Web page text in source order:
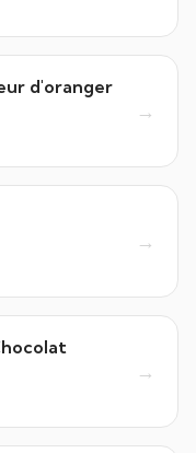
d'oranger
→
→
→